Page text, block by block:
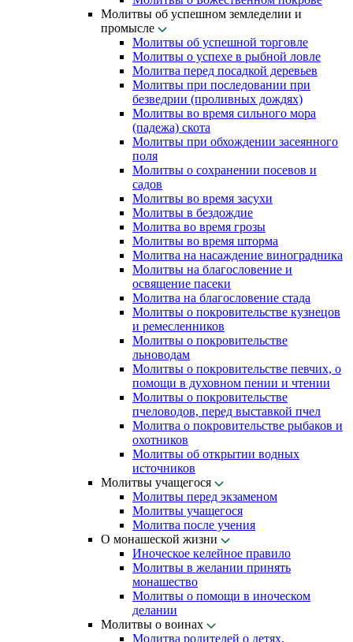
Молитвы об успешном земледелии и
промысле
Молитвы об успешной торговле
Молитвы о успехе в рыбной ловле
Молитва перед посадкой деревьев
Молитвы при последовании при
безведрии (проливных дождях)
Молитвы во время сильного мора
(падежа) скота
Молитвы при обхождении засеянного
поля
Молитвы о сохранении посевов и
садов
Молитвы во время засухи
Молитвы в бездождие
Молитва во время грозы
Молитвы во время шторма
Молитва на насаждение виноградника
Молитвы на благословение и
освящение пасеки
Молитва на благословение стада
Молитвы о покровительстве кузнецов
и ремесленников
Молитвы о покровительстве
льноводам
Молитвы о покровительстве певчих, о
помощи в духовном пении и чтении
Молитвы о покровительстве
пчеловодов, перед выставкой пчел
Молитва о покровительстве рыбаков и
охотников
Молитвы об открытии водных
источников
Молитвы учащегося
Молитвы перед экзаменом
Молитвы учащегося
Молитва после учения
О монашеской жизни
Иноческое келейное правило
Молитвы в желании принять
монашество
Молитвы о помощи в иноческом
делании
Молитвы о воинах
Молитва родителей о детях,